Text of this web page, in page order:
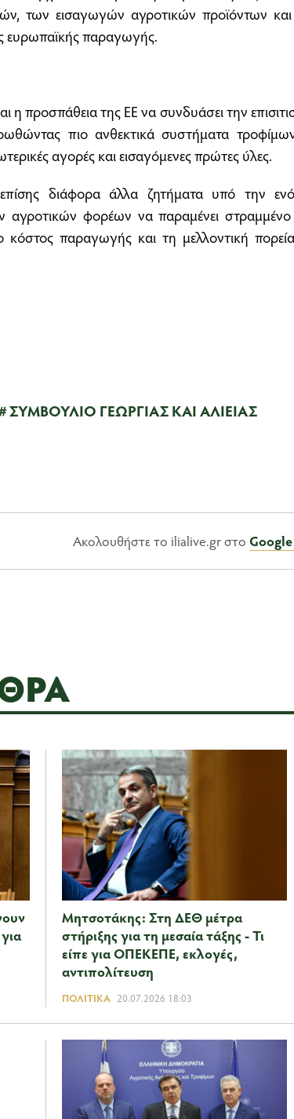
των εισαγωγών αγροτικών προϊόντων
ευρωπαϊκής παραγωγής.
η προσπάθεια της ΕΕ να συνδυάσει την
πιο ανθεκτικά συστήματα
αγορές και εισαγόμενες πρώτες ύλες.
διάφορα άλλα ζητήματα υπό την
φορέων να παραμένει στραμμένο
παραγωγής και τη μελλοντική
ΣΥΜΒΟΥΛΙΟ ΓΕΩΡΓΙΑΣ ΚΑΙ ΑΛΙΕΙΑΣ
Ακολουθήστε το ilialive.gr στο
Μητσοτάκης: Στη ΔΕΘ μέτρα
στήριξης για τη μεσαία τάξης - Τι
είπε για ΟΠΕΚΕΠΕ, εκλογές,
αντιπολίτευση
ΠΟΛΙΤΙΚΆ 20.07.2026 18:03